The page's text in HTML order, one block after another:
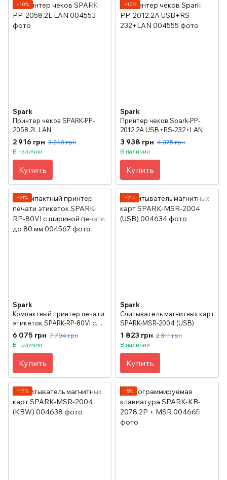
−10%
Spark
Принтер чеков SPARK-PP-
2058.2L LAN
2 916 грн 3 240 грн
В наличии
Купить
−10%
Spark
Принтер чеков Spark-PP-
2012.2A USB+RS-232+LAN
3 938 грн 4 375 грн
В наличии
Купить
−21%
Spark
Компактный принтер печати
этикеток SPARK-RP-80VI с
шириной печати до 80 мм
6 075 грн 7 704 грн
В наличии
Купить
−21%
Spark
Считыватель магнитных карт
SPARK-MSR-2004 (USB)
1 823 грн 2 311 грн
В наличии
Купить
−17% −5%